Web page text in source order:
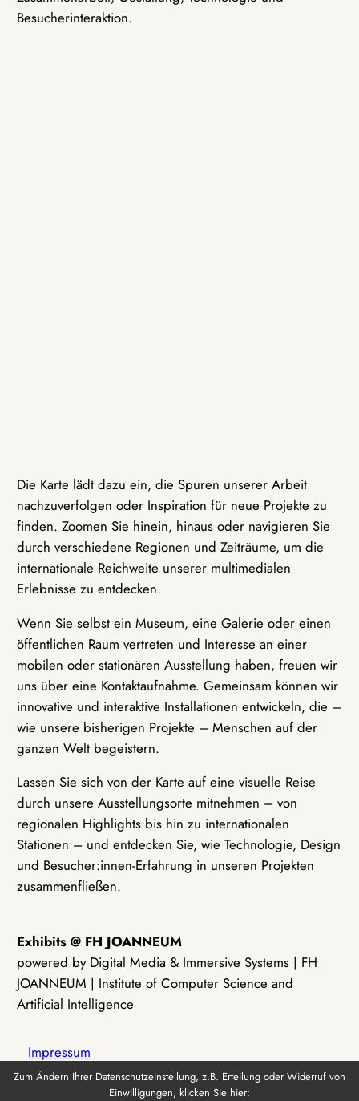
Besucherinteraktion.
Die Karte lädt dazu ein, die Spuren unserer Arbeit
nachzuverfolgen oder Inspiration für neue Projekte zu
finden. Zoomen Sie hinein, hinaus oder navigieren Sie
durch verschiedene Regionen und Zeiträume, um die
internationale Reichweite unserer multimedialen
Erlebnisse zu entdecken.
Wenn Sie selbst ein Museum, eine Galerie oder einen
öffentlichen Raum vertreten und Interesse an einer
mobilen oder stationären Ausstellung haben, freuen wir
uns über eine Kontaktaufnahme. Gemeinsam können wir
innovative und interaktive Installationen entwickeln, die –
wie unsere bisherigen Projekte – Menschen auf der
ganzen Welt begeistern.
Lassen Sie sich von der Karte auf eine visuelle Reise
durch unsere Ausstellungsorte mitnehmen – von
regionalen Highlights bis hin zu internationalen
Stationen – und entdecken Sie, wie Technologie, Design
und Besucher:innen-Erfahrung in unseren Projekten
zusammenfließen.
Exhibits @ FH JOANNEUM
powered by Digital Media & Immersive Systems | FH
JOANNEUM | Institute of Computer Science and
Artificial Intelligence
Impressum
Zum Ändern Ihrer Datenschutzeinstellung, z.B. Erteilung oder Widerruf von
Einwilligungen, klicken Sie hier: